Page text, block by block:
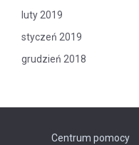
luty 2019
styczeń 2019
grudzień 2018
Centrum pomocy